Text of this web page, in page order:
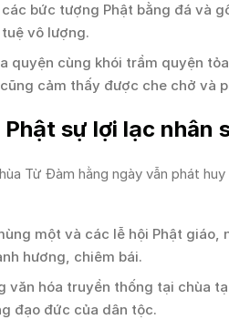
bức tượng Phật bằng đá và
vô lượng.
quyện cùng khói trầm quyện
cảm thấy được che chở và
sự lợi lạc nhân
Từ Đàm hằng ngày vẫn phát
một và các lễ hội Phật giáo,
hương, chiêm bái.
văn hóa truyền thống tại chùa
đạo đức của dân tộc.